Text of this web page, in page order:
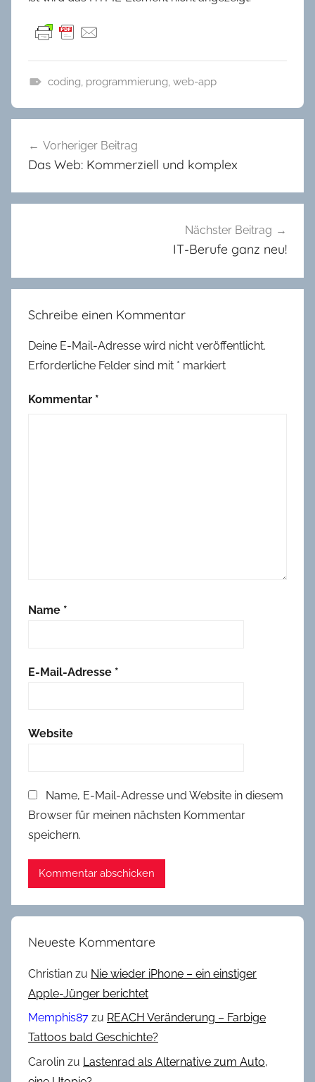
e
n
i
coding, programmierung, web-app
Vorheriger Beitrag
Das Web: Kommerziell und komplex
Nächster Beitrag
IT-Berufe ganz neu!
Schreibe einen Kommentar
Deine E-Mail-Adresse wird nicht veröffentlicht.
Erforderliche Felder sind mit * markiert
Kommentar *
Name *
E-Mail-Adresse *
Website
Name, E-Mail-Adresse und Website in diesem
Browser für meinen nächsten Kommentar
speichern.
Neueste Kommentare
Christian zu Nie wieder iPhone – ein einstiger
Apple-Jünger berichtet
Memphis87 zu REACH Veränderung – Farbige
Tattoos bald Geschichte?
Carolin zu Lastenrad als Alternative zum Auto,